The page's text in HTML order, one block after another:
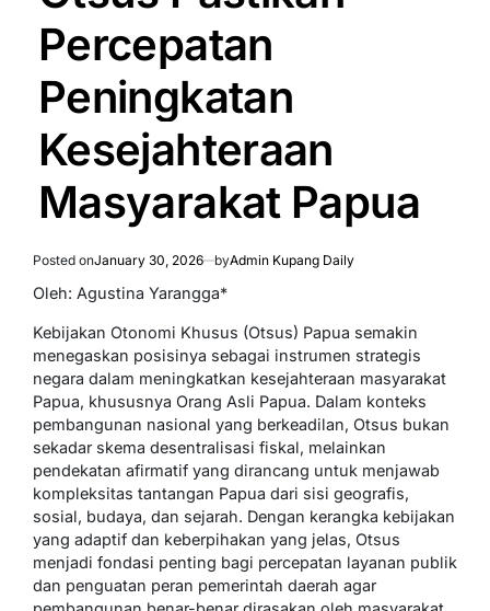
Percepatan
Peningkatan
Kesejahteraan
Masyarakat Papua
Posted onJanuary 30, 2026 byAdmin Kupang Daily
Oleh: Agustina Yarangga*
Kebijakan Otonomi Khusus (Otsus) Papua semakin
menegaskan posisinya sebagai instrumen strategis
negara dalam meningkatkan kesejahteraan masyarakat
Papua, khususnya Orang Asli Papua. Dalam konteks
pembangunan nasional yang berkeadilan, Otsus bukan
sekadar skema desentralisasi fiskal, melainkan
pendekatan afirmatif yang dirancang untuk menjawab
kompleksitas tantangan Papua dari sisi geografis,
sosial, budaya, dan sejarah. Dengan kerangka kebijakan
yang adaptif dan keberpihakan yang jelas, Otsus
menjadi fondasi penting bagi percepatan layanan publik
dan penguatan peran pemerintah daerah agar